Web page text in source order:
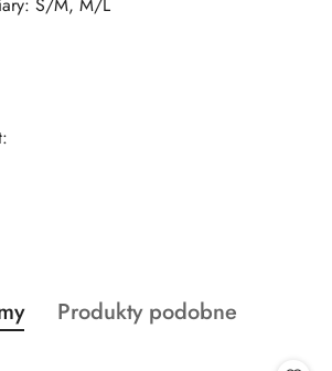
produktów
Produkty
Produkty podobne